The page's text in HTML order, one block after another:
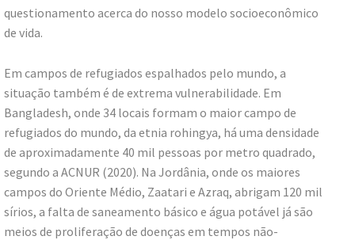
questionamento acerca do nosso modelo socioeconômico
de vida.
Em campos de refugiados espalhados pelo mundo, a
situação também é de extrema vulnerabilidade. Em
Bangladesh, onde 34 locais formam o maior campo de
refugiados do mundo, da etnia rohingya, há uma densidade
de aproximadamente 40 mil pessoas por metro quadrado,
segundo a ACNUR (2020). Na Jordânia, onde os maiores
campos do Oriente Médio, Zaatari e Azraq, abrigam 120 mil
sírios, a falta de saneamento básico e água potável já são
meios de proliferação de doenças em tempos não-